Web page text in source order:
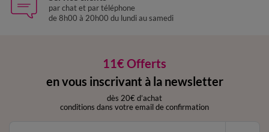
par chat et par téléphone
de 8h00 à 20h00 du lundi au samedi
11€ Offerts
en vous inscrivant à la newsletter
dès 20€ d’achat
conditions dans votre email de confirmation